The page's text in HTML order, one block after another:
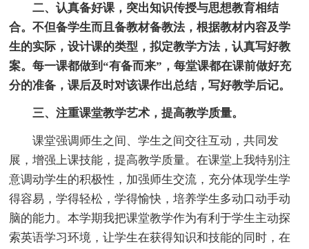
二、认真备好课，突出知识传授与思想教育相结
合。不但备学生而且备教材备教法，根据教材内容及学
生的实际，设计课的类型，拟定教学方法，认真写好教
案。每一课都做到“有备而来”，每堂课都在课前做好充
分的准备，课后及时对该课作出总结，写好教学后记。
三、注重课堂教学艺术，提高教学质量。
课堂强调师生之间、学生之间交往互动，共同发
展，增强上课技能，提高教学质量。在课堂上我特别注
意调动学生的积极性，加强师生交流，充分体现学生学
得容易，学得轻松，学得愉快，培养学生多动口动手动
脑的能力。本学期我把课堂教学作为有利于学生主动探
索英语学习环境，让学生在获得知识和技能的同时，在